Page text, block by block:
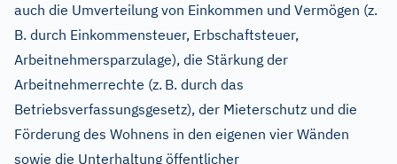
auch die Umverteilung von Einkommen und Vermögen (z.
B. durch Einkommensteuer, Erbschaftsteuer,
Arbeitnehmersparzulage), die Stärkung der
Arbeitnehmerrechte (z. B. durch das
Betriebsverfassungsgesetz), der Mieterschutz und die
Förderung des Wohnens in den eigenen vier Wänden
sowie die Unterhaltung öffentlicher